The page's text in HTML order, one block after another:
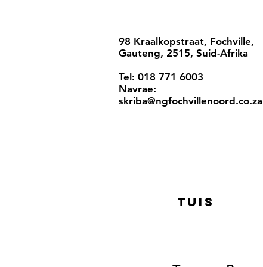
98 Kraalkopstraat, Fochville,
Gauteng, 2515, Suid-Afrika
Tel: 018 771 6003
Navrae:
skriba@ngfochvillenoord.co.za
Tuis